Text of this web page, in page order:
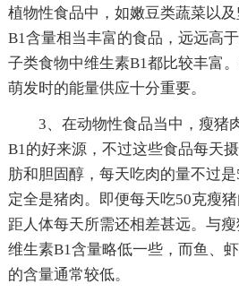
植物性食品中，如嫩豆类蔬菜以
B1含量相当丰富的食品，远远高
子类食物中维生素B1都比较丰富
萌发时的能量供应十分重要。
3、在动物性食品当中，瘦猪
B1的好来源，不过这些食品每天
肪和胆固醇，每天吃肉的量不过
定全是猪肉。即便每天吃50克瘦
距人体每天所需还相差甚远。与
维生素B1含量略低一些，而鱼、
的含量通常较低。